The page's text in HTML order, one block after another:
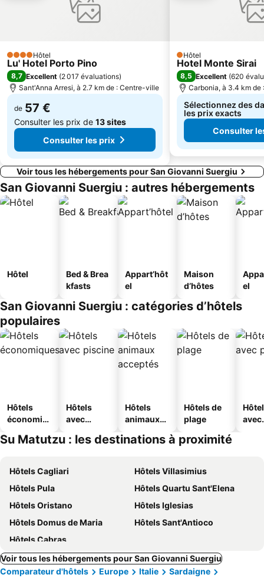
4 ÉtoilesHôtel
Lu' Hotel Porto Pino
8,7 Excellent (2 017 évaluations)
Sant'Anna Arresi, à 2.7 km de : Centre-ville
de 57 €
Consulter les prix de 13 sites
Consulter les prix
1 Étoiles
Hôtel
Hotel Monte Sirai
8,5 Excellent (620
Carbonia, à 3.4 km
Sélectionnez des
les prix exacts
Consulter
Voir tous les hébergements pour San Giovanni Suergiu
San Giovanni Suergiu : autres hébergements
Hôtel
Bed & Brea
kfasts
Appart’hôt
el
Maison
d’hôtes
el
San Giovanni Suergiu : catégories d’hôtels
populaires
Hôtels
économiq
Hôtels
avec
Hôtels
animaux
Hôtels de
plage
avec
Su Matutzu : les destinations à proximité
Hôtels Cagliari
Hôtels Villasimius
Hôtels Pula
Hôtels Quartu Sant'Elena
Hôtels Oristano
Hôtels Iglesias
Hôtels Domus de Maria
Hôtels Sant'Antioco
Hôtels Cabras
Voir tous les hébergements pour San Giovanni Suergiu
Comparateur d'hôtels
Europe Italie
Sardaigne